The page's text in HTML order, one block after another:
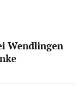
Wendlingen